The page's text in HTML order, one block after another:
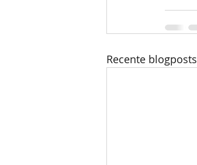
Recente blogposts